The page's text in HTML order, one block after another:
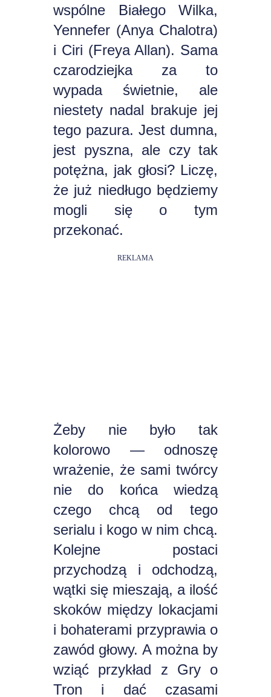
wspólne Białego Wilka,
Yennefer (Anya Chalotra)
i Ciri (Freya Allan). Sama
czarodziejka za to
wypada świetnie, ale
niestety nadal brakuje jej
tego pazura. Jest dumna,
jest pyszna, ale czy tak
potężna, jak głosi? Liczę,
że już niedługo będziemy
mogli się o tym
przekonać.
REKLAMA
Żeby nie było tak
kolorowo — odnoszę
wrażenie, że sami twórcy
nie do końca wiedzą
czego chcą od tego
serialu i kogo w nim chcą.
Kolejne postaci
przychodzą i odchodzą,
wątki się mieszają, a ilość
skoków między lokacjami
i bohaterami przyprawia o
zawód głowy. A można by
wziąć przykład z Gry o
Tron i dać czasami